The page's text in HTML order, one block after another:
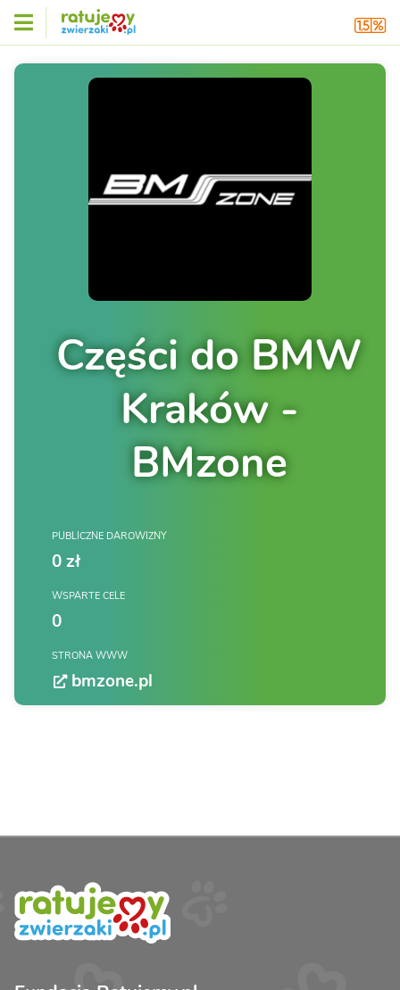
Części do BMW
Kraków -
BMzone
PUBLICZNE DAROWIZNY
0 zł
WSPARTE CELE
0
STRONA WWW
bmzone.pl